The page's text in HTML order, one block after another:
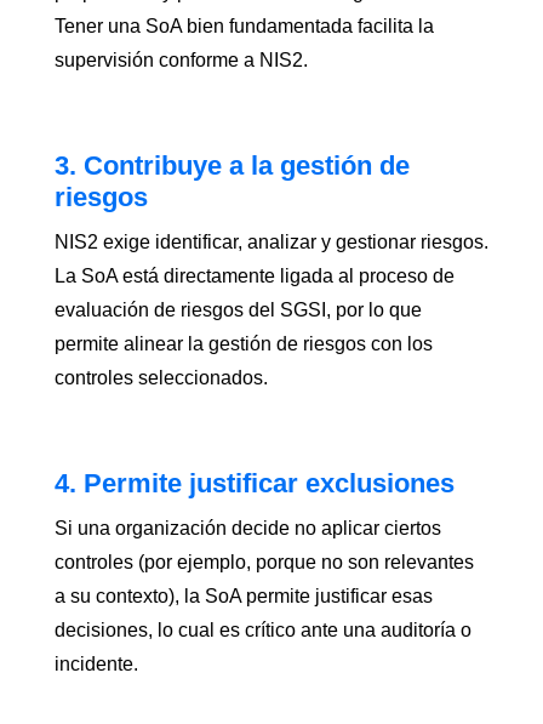
Tener una SoA bien fundamentada facilita la
supervisión conforme a NIS2.
3. Contribuye a la gestión de
riesgos
NIS2 exige identificar, analizar y gestionar riesgos.
La SoA está directamente ligada al proceso de
evaluación de riesgos del SGSI, por lo que
permite alinear la gestión de riesgos con los
controles seleccionados.
4. Permite justificar exclusiones
Si una organización decide no aplicar ciertos
controles (por ejemplo, porque no son relevantes
a su contexto), la SoA permite justificar esas
decisiones, lo cual es crítico ante una auditoría o
incidente.